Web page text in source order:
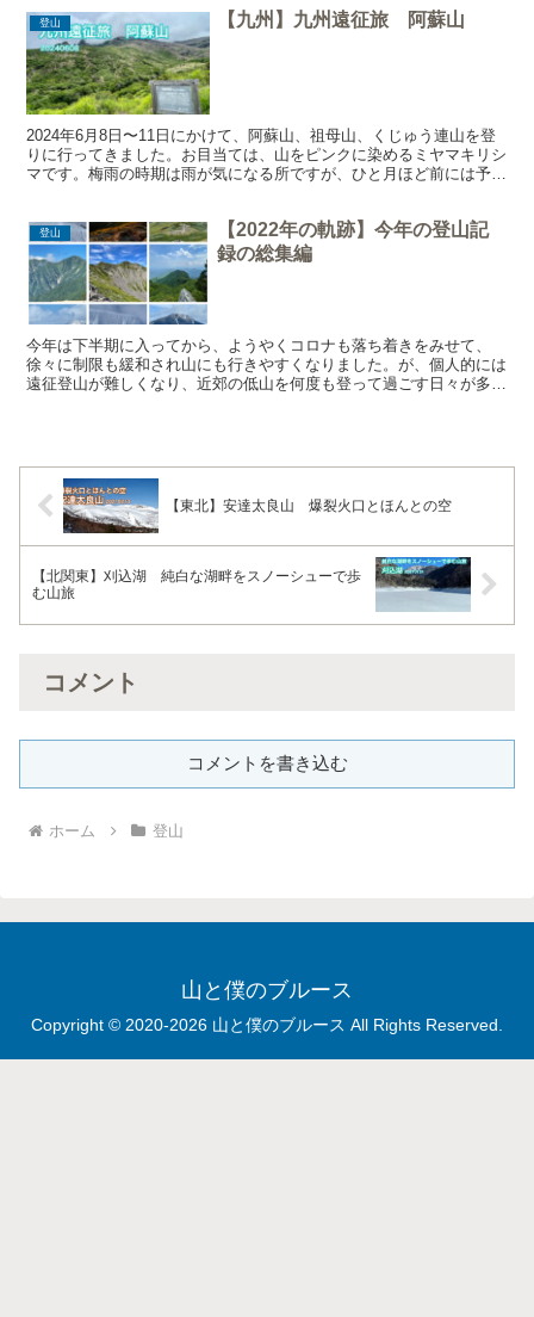
登山 【九州】九州遠征旅 阿蘇山
2024年6月8日〜11日にかけて、阿蘇山、祖母山、くじゅう連山を登
りに行ってきました。お目当ては、山をピンクに染めるミヤマキリシ
マです。梅雨の時期は雨が気になる所ですが、ひと月ほど前には予約
登山
【2022年の軌跡】今年の登山記
録の総集編
今年は下半期に入ってから、ようやくコロナも落ち着きをみせて、
徐々に制限も緩和され山にも行きやすくなりました。が、個人的には
遠征登山が難しくなり、近郊の低山を何度も登って過ごす日々が多
【東北】安達太良山 爆裂火口とほんとの空
【北関東】刈込湖 純白な湖畔をスノーシューで歩
む山旅
コメント
コメントを書き込む
ホーム 登山
山と僕のブルース
Copyright © 2020-2026 山と僕のブルース All Rights Reserved.